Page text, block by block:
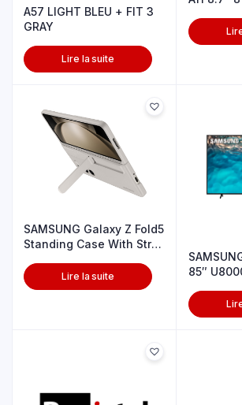
A57 LIGHT BLEU + FIT 3
GRAY
Lire la suite
SAMSUNG Galaxy Z Fold5
Standing Case With Strp
Lire la suite
85″